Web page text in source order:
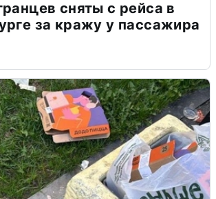
сняты с рейса в
за кражу у пассажира